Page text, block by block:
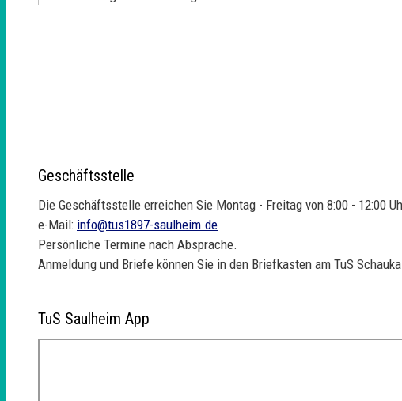
Geschäftsstelle
Die Geschäftsstelle erreichen Sie Montag - Freitag von 8:00 - 12:00
e-Mail: info@tus1897-saulheim.de
Persönliche Termine nach Absprache.
Anmeldung und Briefe können Sie in den Briefkasten am TuS
TuS Saulheim App